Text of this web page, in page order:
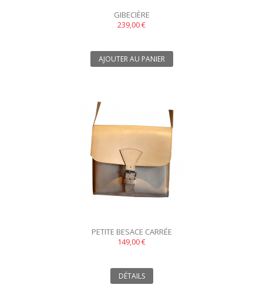
GIBECIÈRE
239,00 €
AJOUTER AU PANIER
PETITE BESACE CARRÉE
149,00 €
DÉTAILS